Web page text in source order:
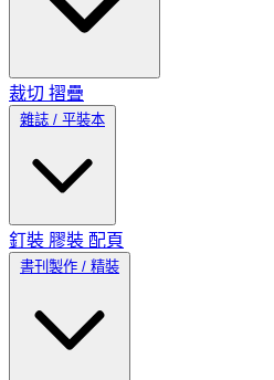
裁切 摺疊
雜誌 / 平裝本
釘裝 膠裝 配頁
書刊製作 / 精裝